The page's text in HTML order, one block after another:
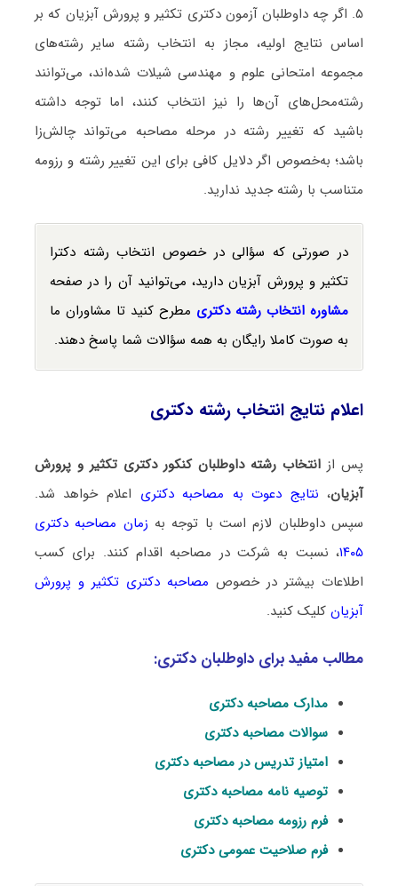
۵. اگر چه داوطلبان آزمون دکتری تکثیر و پرورش آبزیان که بر
اساس نتایج اولیه، مجاز به انتخاب رشته سایر رشته‌های
مجموعه امتحانی علوم و مهندسی شیلات شده‌اند، می‌توانند
رشته‌محل‌های آن‌ها را نیز انتخاب کنند، اما توجه داشته
باشید که تغییر رشته در مرحله مصاحبه می‌تواند چالش‌زا
باشد؛ به‌خصوص اگر دلایل کافی برای این تغییر رشته و رزومه
متناسب با رشته جدید ندارید.
در صورتی که سؤالی در خصوص انتخاب رشته دکترا
تکثیر و پرورش آبزیان دارید، می‌توانید آن را در صفحه
مشاوره انتخاب رشته دکتری مطرح کنید تا مشاوران ما
به صورت کاملا رایگان به همه سؤالات شما پاسخ دهند.
اعلام نتایج انتخاب رشته دکتری
پس از انتخاب رشته داوطلبان کنکور دکتری تکثیر و پرورش
آبزیان، نتایج دعوت به مصاحبه دکتری اعلام خواهد شد.
سپس داوطلبان لازم است با توجه به زمان مصاحبه دکتری
۱۴۰۵، نسبت به شرکت در مصاحبه اقدام کنند. برای کسب
اطلاعات بیشتر در خصوص مصاحبه دکتری تکثیر و پرورش
آبزیانکلیک کنید.
مطالب مفید برای داوطلبان دکتری:
مدارک مصاحبه دکتری
سوالات مصاحبه دکتری
امتیاز تدریس در مصاحبه دکتری
توصیه نامه مصاحبه دکتری
فرم رزومه مصاحبه دکتری
فرم صلاحیت عمومی دکتری